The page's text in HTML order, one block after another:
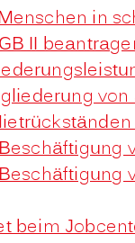
in
II
beim